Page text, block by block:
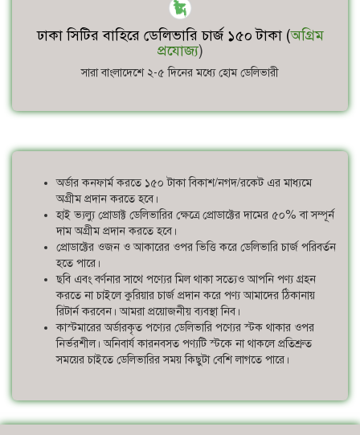
ঢাকা সিটির বাহিরে ডেলিভারি চার্জ ১৫০ টাকা (অগ্রিম
প্রযোজ্য)
সারা বাংলাদেশে ২-৫ দিনের মধ্যে হোম ডেলিভারী
অর্ডার কনফার্ম করতে ১৫০ টাকা বিকাশ/নগদ/রকেট এর মাধ্যমে
অগ্রীম প্রদান করতে হবে।
হাই ভ্যল্যু প্রোডাক্ট ডেলিভারির ক্ষেত্রে প্রোডাক্টের দামের ৫০% বা সম্পূর্ন
দাম অগ্রীম প্রদান করতে হবে।
প্রোডাক্টের ওজন ও আকারের ওপর ভিত্তি করে ডেলিভারি চার্জ পরিবর্তন
হতে পারে।
ছবি এবং বর্ণনার সাথে পণ্যের মিল থাকা সত্যেও আপনি পণ্য গ্রহন
করতে না চাইলে কুরিয়ার চার্জ প্রদান করে পণ্য আমাদের ঠিকানায়
রিটার্ন করবেন। আমরা প্রয়োজনীয় ব্যবস্থা নিব।
কাস্টমারের অর্ডারকৃত পণ্যের ডেলিভারি পণ্যের স্টক থাকার ওপর
নির্ভরশীল। অনিবার্য কারনবসত পণ্যটি স্টকে না থাকলে প্রতিশ্রুত
সময়ের চাইতে ডেলিভারির সময় কিছুটা বেশি লাগতে পারে।